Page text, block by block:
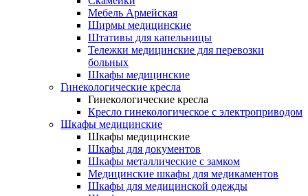
Мебель Армейская
Ширмы медицинские
Штативы для капельницы
Тележки медицинские для перевозки
больных
Шкафы медицинские
Гинекологические кресла
Гинекологические кресла
Кресло гинекологическое с электроприводом
Шкафы медицинские
Шкафы медицинские
Шкафы для документов
Шкафы металлические с замком
Медицинские шкафы для медикаментов
Шкафы для медицинской одежды